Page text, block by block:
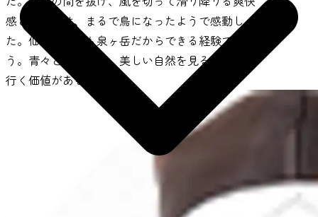
感と開放感は、まるで鳥になったようで感動し
た。仙台市内でも泉ヶ岳だからできる経験であろ
う。青々とした木々、美しい自然を見るだけでも
行く価値がある。